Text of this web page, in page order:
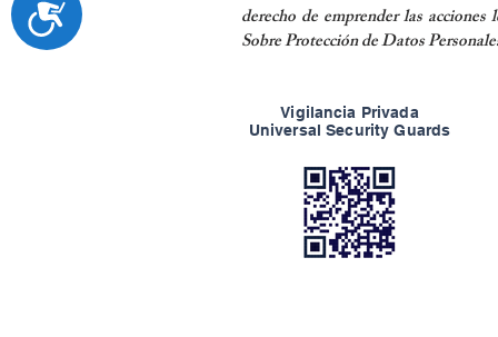
Accesibilidad
derecho de emprender las
Sobre Protección de Datos
Vigilancia Privada
Universal Security Guards